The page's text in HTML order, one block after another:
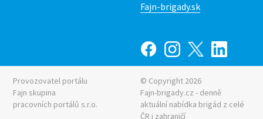
Fajn-brigady.sk
Provozovatel portálu
Fajn skupina
pracovních portálů s.r.o.
© Copyright 2026
Fajn-brigady.cz - denně
aktuální nabídka brigád z celé
ČR i zahraničí